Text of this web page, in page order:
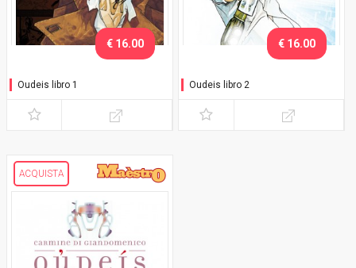
Oudeis libro 1
€ 16.00
Oudeis libro 2
€ 16.00
ACQUISTA